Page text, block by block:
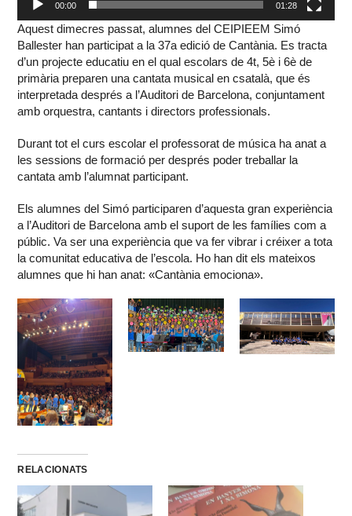
00:00 01:28
Aquest dimecres passat, alumnes del CEIPIEEM Simó
Ballester han participat a la 37a edició de Cantània. Es tracta
d’un projecte educatiu en el qual escolars de 4t, 5è i 6è de
primària preparen una cantata musical en csatalà, que és
interpretada després a l’Auditori de Barcelona, conjuntament
amb orquestra, cantants i directors professionals.
Durant tot el curs escolar el professorat de música ha anat a
les sessions de formació per després poder treballar la
cantata amb l’alumnat participant.
Els alumnes del Simó participaren d’aquesta gran experiència
a l’Auditori de Barcelona amb el suport de les famílies com a
públic. Va ser una experiència que va fer vibrar i créixer a tota
la comunitat educativa de l’escola. Ho han dit els mateixos
alumnes que hi han anat: «Cantània emociona».
RELACIONATS